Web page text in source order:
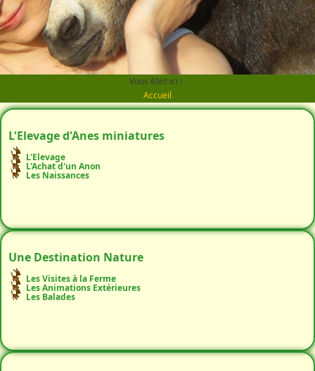
Vous êtes ici :
Accueil
L'Elevage d'Anes miniatures
L'Elevage
L'Achat d'un Anon
Les Naissances
Une Destination Nature
Les Visites à la Ferme
Les Animations Extérieures
Les Balades